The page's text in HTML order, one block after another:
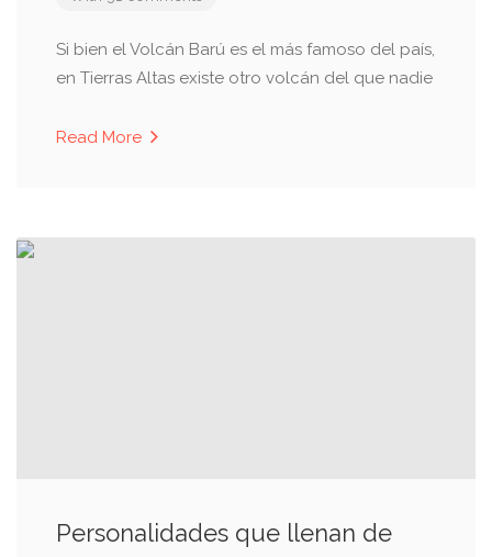
Si bien el Volcán Barú es el más famoso del país,
en Tierras Altas existe otro volcán del que nadie
Read More
Personalidades que llenan de